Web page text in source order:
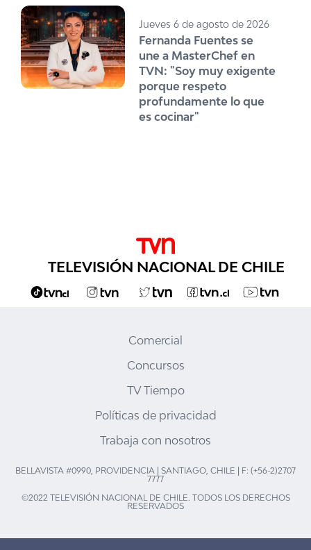
Jueves 6 de agosto de 2026
Fernanda Fuentes se
une a MasterChef en
TVN: "Soy muy exigente
porque respeto
profundamente lo que
es cocinar"
TELEVISIÓN NACIONAL DE CHILE
Comercial
Concursos
TV Tiempo
Políticas de privacidad
Trabaja con nosotros
BELLAVISTA #0990, PROVIDENCIA | SANTIAGO, CHILE | F: (+56-2)2707
7777
©2022 TELEVISIÓN NACIONAL DE CHILE. TODOS LOS DERECHOS
RESERVADOS